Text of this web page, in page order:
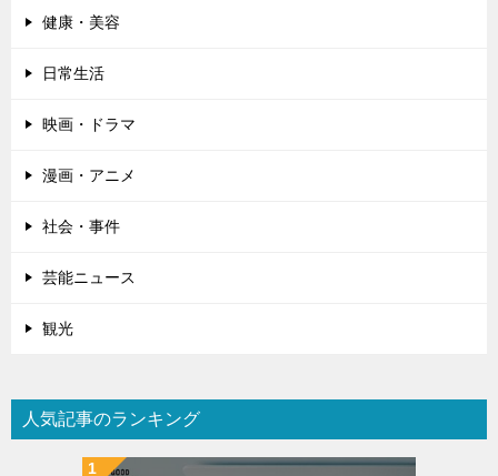
健康・美容
日常生活
映画・ドラマ
漫画・アニメ
社会・事件
芸能ニュース
観光
人気記事のランキング